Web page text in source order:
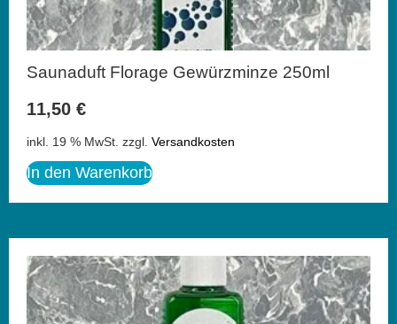
Saunaduft Florage Gewürzminze 250ml
11,50 €
inkl. 19 % MwSt. zzgl. Versandkosten
In den Warenkorb